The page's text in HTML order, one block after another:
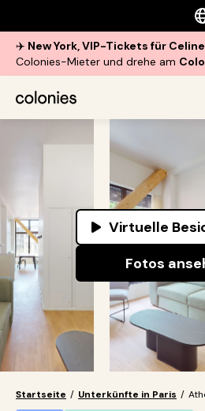
✈️ New York, VIP-Tickets für
Colonies-Mieter und drehe am
Virtuelle
Fotos
Startseite / Unterkünfte in Paris /